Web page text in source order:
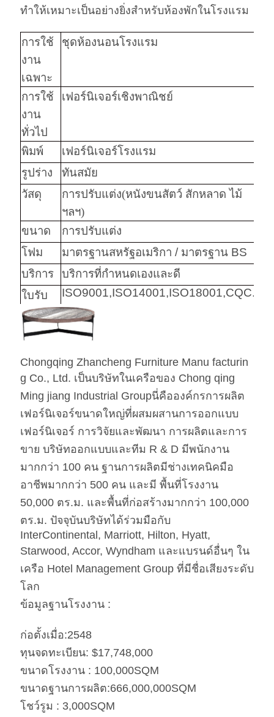
ทำให้เหมาะเป็นอย่างยิ่งสำหรับห้องพักในโรงแรม
การใช้
งาน
เฉพาะ
ชุดห้องนอนโรงแรม
การใช้
งาน
ทั่วไป
เฟอร์นิเจอร์เชิงพาณิชย์
พิมพ์
เฟอร์นิเจอร์โรงแรม
รูปร่าง
ทันสมัย
วัสดุ
การปรับแต่ง(หนังขนสัตว์ สักหลาด ไม้
ฯลฯ)
ขนาด
การปรับแต่ง
โฟม
มาตรฐานสหรัฐอเมริกา / มาตรฐาน BS
บริการ
บริการที่กำหนดเองและดี
ใบรับ
รอง
ISO9001,ISO14001,ISO18001,CQC.
คำ
เฟอร์นิเจอร์ห้องนอนโรงแรมไม้สีอ่อน
ฮาร์แวร์
Hafele / Blum Archie และ Hettich
โฟม
โฟมความหนาแน่นสูง
ผ้า
ผ้า / หนัง Pu / หนังแท้ / หนังไมโคร
ไฟเบอร์ มาตรฐาน CA117 หรือ
BS5852 Standardire Resistant
เอสเอส
สแตนเลส #201 #304 #316 ขัดเงาหรือ
ผิวกระจก ไร้รอยนิ้วมือ
หินอ่อน Natural Engineered ระบุโดยลูกค้า
Chongqing Zhancheng Furniture Manu facturin
g Co., Ltd. เป็นบริษัทในเครือของ Chong qing
Ming jiang Industrial Groupนี่คือองค์กรการผลิต
เฟอร์นิเจอร์ขนาดใหญ่ที่ผสมผสานการออกแบบ
เฟอร์นิเจอร์ การวิจัยและพัฒนา การผลิตและการ
ขาย บริษัทออกแบบและทีม R & D มีพนักงาน
มากกว่า 100 คน ฐานการผลิตมีช่างเทคนิคมือ
อาชีพมากกว่า 500 คน และมี พื้นที่โรงงาน
50,000 ตร.ม. และพื้นที่ก่อสร้างมากกว่า 100,000
ตร.ม. ปัจจุบันบริษัทได้ร่วมมือกับ
InterContinental, Marriott, Hilton, Hyatt,
Starwood, Accor, Wyndham และแบรนด์อื่นๆ ใน
เครือ Hotel Management Group ที่มีชื่อเสียงระดับ
โลก
ข้อมูลฐานโรงงาน :
ก่อตั้งเมื่อ:2548
ทุนจดทะเบียน: $17,748,000
ขนาดโรงงาน : 100,000SQM
ขนาดฐานการผลิต:666,000,000SQM
โชว์รูม : 3,000SQM